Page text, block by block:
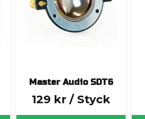
Master Audio SDT6
129 kr / Styck